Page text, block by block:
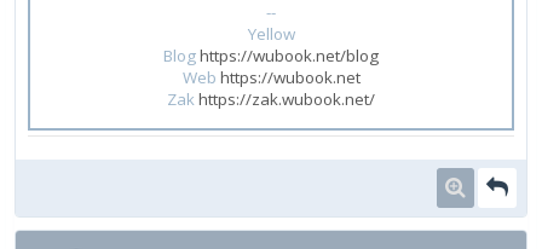
--
Yellow
Bloghttps://wubook.net/blog
Web https://wubook.net
Zakhttps://zak.wubook.net/